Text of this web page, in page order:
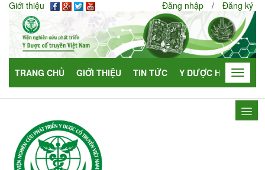
Giới thiệu Đăng nhập / Đăng ký
TRANG CHỦ GIỚI THIỆU TIN TỨC Y DƯỢC HỌC Toggle